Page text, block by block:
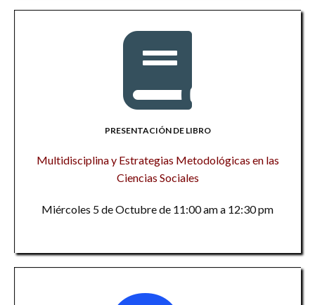
PRESENTACIÓN DE LIBRO
Multidisciplina y Estrategias Metodológicas en las
Ciencias Sociales
Miércoles 5 de Octubre de 11:00 am a 12:30 pm